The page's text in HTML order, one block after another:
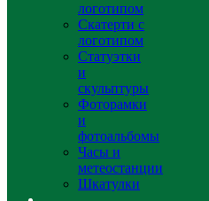
логотипом
Скатерти с
логотипом
Статуэтки
и
скульптуры
Фоторамки
и
фотоальбомы
Часы и
метеостанции
Шкатулки